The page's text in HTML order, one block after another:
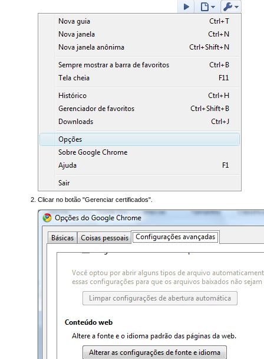
Clicar no botão "Gerenciar certificados".